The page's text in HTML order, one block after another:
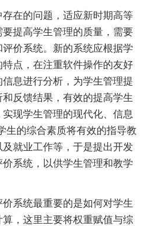
在的问题，适应新时期高等
提高学生管理的质量，需要
价系统。新的系统应根据学
点，在注重软件操作的友好
息进行分析，为学生管理提
反馈结果，有效的提高学生
现学生管理的现代化、信息
生的综合素质将有效的指导教
就业工作等，于是提出开发
系统，以供学生管理和教学
系统最重要的是如何对学生
，这里主要将权重赋值与综